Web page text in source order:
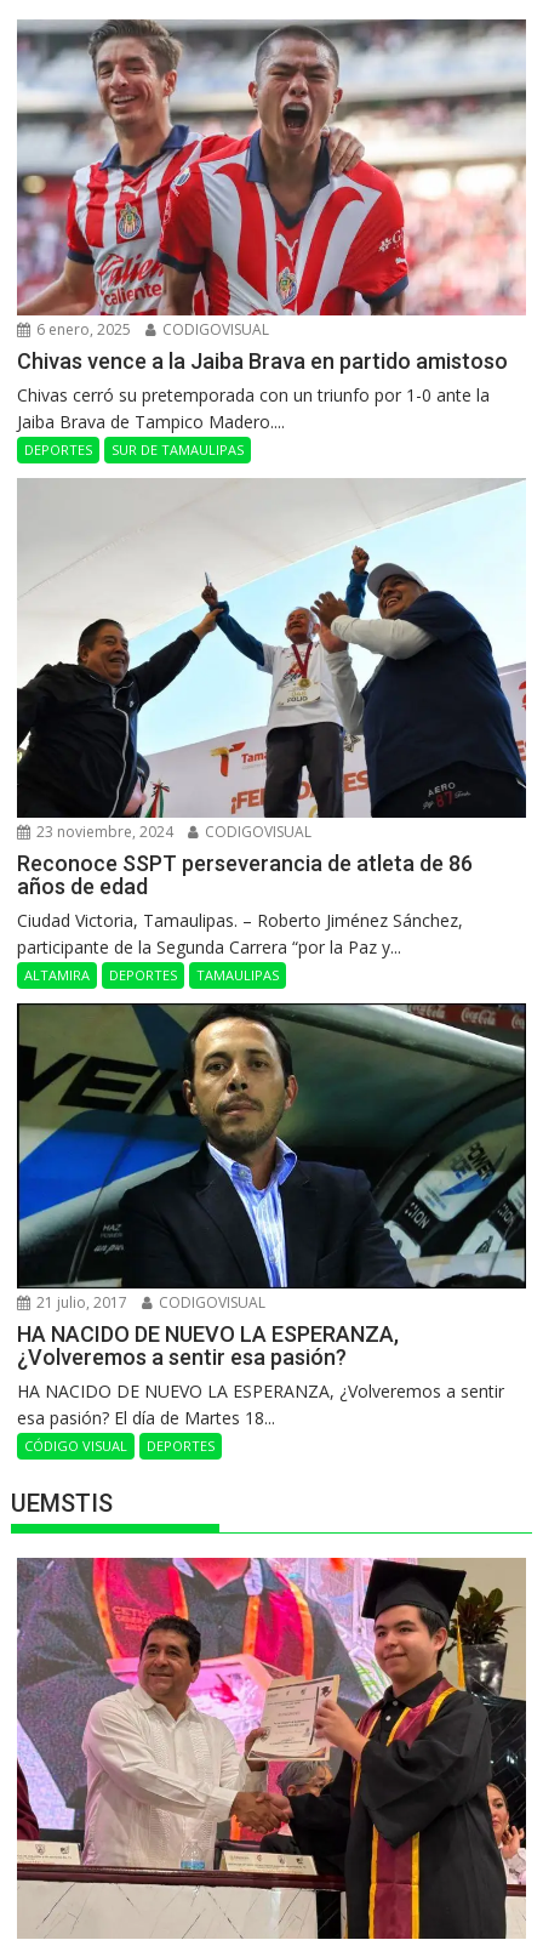
6 enero, 2025 CODIGOVISUAL
Chivas vence a la Jaiba Brava en partido amistoso
Chivas cerró su pretemporada con un triunfo por 1-0 ante la
Jaiba Brava de Tampico Madero....
DEPORTES SUR DE TAMAULIPAS
23 noviembre, 2024 CODIGOVISUAL
Reconoce SSPT perseverancia de atleta de 86
años de edad
Ciudad Victoria, Tamaulipas. – Roberto Jiménez Sánchez,
participante de la Segunda Carrera “por la Paz y...
ALTAMIRA DEPORTES TAMAULIPAS
21 julio, 2017 CODIGOVISUAL
HA NACIDO DE NUEVO LA ESPERANZA,
¿Volveremos a sentir esa pasión?
HA NACIDO DE NUEVO LA ESPERANZA, ¿Volveremos a sentir
esa pasión? El día de Martes 18...
CÓDIGO VISUAL DEPORTES
UEMSTIS